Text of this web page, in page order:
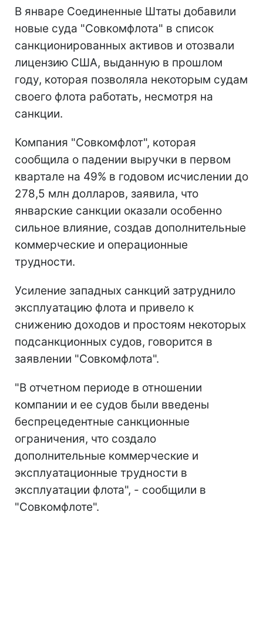
В январе Соединенные Штаты добавили
новые суда "Совкомфлота" в список
санкционированных активов и отозвали
лицензию США, выданную в прошлом
году, которая позволяла некоторым судам
своего флота работать, несмотря на
санкции.
Компания "Совкомфлот", которая
сообщила о падении выручки в первом
квартале на 49% в годовом исчислении до
278,5 млн долларов, заявила, что
январские санкции оказали особенно
сильное влияние, создав дополнительные
коммерческие и операционные
трудности.
Усиление западных санкций затруднило
эксплуатацию флота и привело к
снижению доходов и простоям некоторых
подсанкционных судов, говорится в
заявлении "Совкомфлота".
"В отчетном периоде в отношении
компании и ее судов были введены
беспрецедентные санкционные
ограничения, что создало
дополнительные коммерческие и
эксплуатационные трудности в
эксплуатации флота", - сообщили в
"Совкомфлоте".